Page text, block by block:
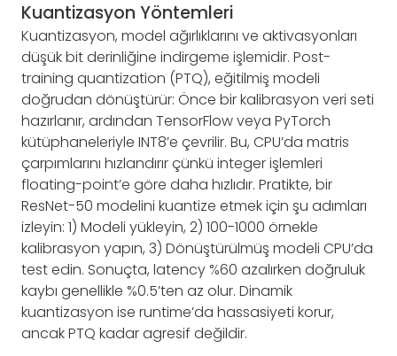
Kuantizasyon Yöntemleri
Kuantizasyon, model ağırlıklarını ve aktivasyonları
düşük bit derinliğine indirgeme işlemidir. Post-
training quantization (PTQ), eğitilmiş modeli
doğrudan dönüştürür: Önce bir kalibrasyon veri seti
hazırlanır, ardından TensorFlow veya PyTorch
kütüphaneleriyle INT8’e çevrilir. Bu, CPU’da matris
çarpımlarını hızlandırır çünkü integer işlemleri
floating-point’e göre daha hızlıdır. Pratikte, bir
ResNet-50 modelini kuantize etmek için şu adımları
izleyin: 1) Modeli yükleyin, 2) 100-1000 örnekle
kalibrasyon yapın, 3) Dönüştürülmüş modeli CPU’da
test edin. Sonuçta, latency %60 azalırken doğruluk
kaybı genellikle %0.5’ten az olur. Dinamik
kuantizasyon ise runtime’da hassasiyeti korur,
ancak PTQ kadar agresif değildir.